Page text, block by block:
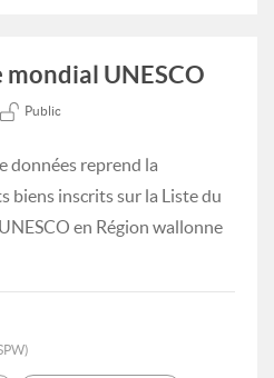
UNESCO
Public
données reprend la
biens inscrits sur la Liste du
en Région wallonne